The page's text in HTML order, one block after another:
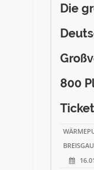
Die
800
BREISGAU